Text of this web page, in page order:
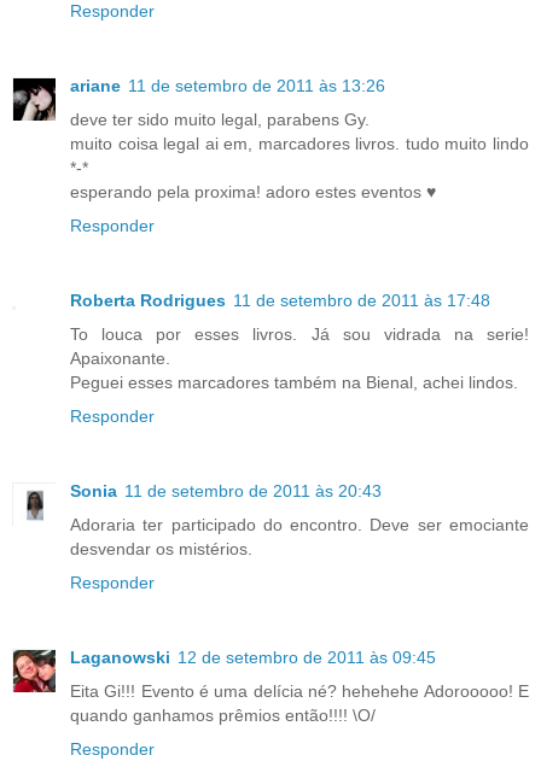
Responder
ariane 11 de setembro de 2011 às 13:26
deve ter sido muito legal, parabens Gy.
muito coisa legal ai em, marcadores livros. tudo muito lindo
*-*
esperando pela proxima! adoro estes eventos ♥
Responder
Roberta Rodrigues 11 de setembro de 2011 às 17:48
To louca por esses livros. Já sou vidrada na serie!
Apaixonante.
Peguei esses marcadores também na Bienal, achei lindos.
Responder
Sonia 11 de setembro de 2011 às 20:43
Adoraria ter participado do encontro. Deve ser emociante
desvendar os mistérios.
Responder
Laganowski 12 de setembro de 2011 às 09:45
Eita Gi!!! Evento é uma delícia né? hehehehe Adorooooo! E
quando ganhamos prêmios então!!!! \O/
Responder